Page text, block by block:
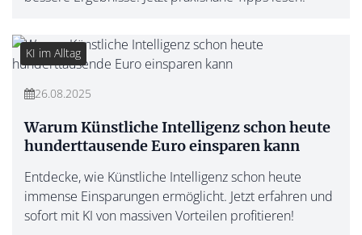
KI im Alltag
26.08.2025
Warum Künstliche Intelligenz schon heute
hunderttausende Euro einsparen kann
Entdecke, wie Künstliche Intelligenz schon heute
immense Einsparungen ermöglicht. Jetzt erfahren und
sofort mit KI von massiven Vorteilen profitieren!